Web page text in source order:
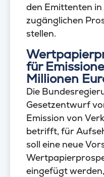
den Emittenten
zugänglichen
stellen.
für
Millionen
Die
Gesetzentwurf
Emission von
betrifft, für
soll eine neue
eingefügt